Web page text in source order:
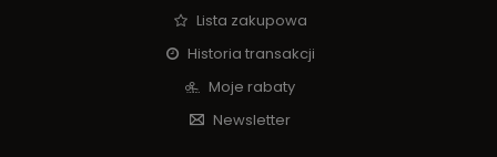
Lista zakupowa
Historia transakcji
Moje rabaty
Newsletter